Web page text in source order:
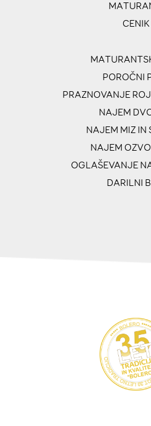
CENIK
POROČNI
PRAZNOVANJE
NAJEM
NAJEM MIZ IN
NAJEM
OGLAŠEVANJE
DARILNI